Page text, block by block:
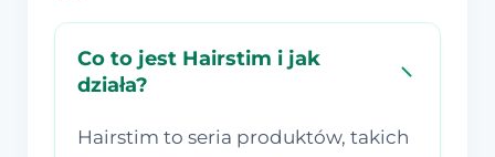
Co to jest Hairstim i jak
działa?
Hairstim to seria produktów, takich